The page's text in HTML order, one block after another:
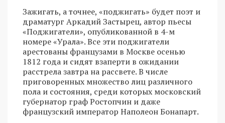
Зажигать, а точнее, «поджигать» будет поэт и
драматург Аркадий Застырец, автор пьесы
«Поджигатели», опубликованной в 4-м
номере «Урала». Все эти поджигатели
арестованы французами в Москве осенью
1812 года и сидят взаперти в ожидании
расстрела завтра на рассвете. В числе
приговоренных множество лиц различного
пола и состояния, среди которых московский
губернатор граф Ростопчин и даже
французский император Наполеон Бонапарт.